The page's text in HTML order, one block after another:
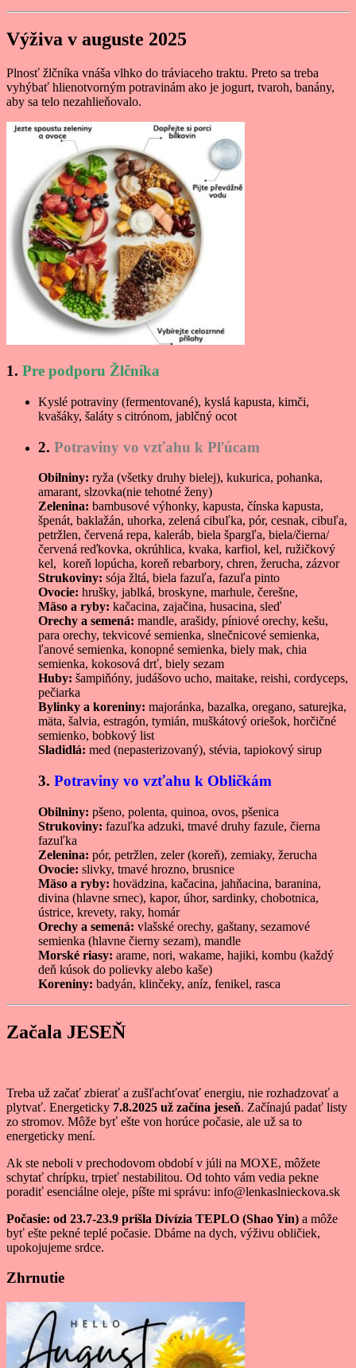
Výživa v auguste 2025
Plnosť žlčníka vnáša vlhko do tráviaceho traktu. Preto sa treba
vyhýbať hlienotvorným potravinám ako je jogurt, tvaroh, banány,
aby sa telo nezahlieňovalo.
1. Pre podporu Žlčníka
Kyslé potraviny (fermentované), kyslá kapusta, kimči,
kvašáky, šaláty s citrónom, jablčný ocot
2. Potraviny vo vzťahu k Pľúcam
Obilniny: ryža (všetky druhy bielej), kukurica, pohanka,
amarant, slzovka(nie tehotné ženy)
Zelenina: bambusové výhonky, kapusta, čínska kapusta,
špenát, baklažán, uhorka, zelená cibuľka, pór, cesnak, cibuľa,
petržlen, červená repa, kaleráb, biela špargľa, biela/čierna/
červená reďkovka, okrúhlica, kvaka, karfiol, kel, ružičkový
kel, koreň lopúcha, koreň rebarbory, chren, žerucha, zázvor
Strukoviny: sója žltá, biela fazuľa, fazuľa pinto
Ovocie: hrušky, jablká, broskyne, marhule, čerešne,
Mäso a ryby: kačacina, zajačina, husacina, sleď
Orechy a semená: mandle, arašidy, píniové orechy, kešu,
para orechy, tekvicové semienka, slnečnicové semienka,
ľanové semienka, konopné semienka, biely mak, chia
semienka, kokosová drť, biely sezam
Huby: šampiňóny, judášovo ucho, maitake, reishi, cordyceps,
pečiarka
Bylinky a koreniny: majoránka, bazalka, oregano, saturejka,
mäta, šalvia, estragón, tymián, muškátový oriešok, horčičné
semienko, bobkový list
Sladidlá: med (nepasterizovaný), stévia, tapiokový sirup
3. Potraviny vo vzťahu k Obličkám
Obilniny: pšeno, polenta, quinoa, ovos, pšenica
Strukoviny: fazuľka adzuki, tmavé druhy fazule, čierna
fazuľka
Zelenina: pór, petržlen, zeler (koreň), zemiaky, žerucha
Ovocie: slivky, tmavé hrozno, brusnice
Mäso a ryby: hovädzina, kačacina, jahňacina, baranina,
divina (hlavne srnec), kapor, úhor, sardinky, chobotnica,
ústrice, krevety, raky, homár
Orechy a semená: vlašské orechy, gaštany, sezamové
semienka (hlavne čierny sezam), mandle
Morské riasy: arame, nori, wakame, hajiki, kombu (každý
deň kúsok do polievky alebo kaše)
Koreniny: badyán, klinčeky, aníz, fenikel, rasca
Začala JESEŇ
Treba už začať zbierať a zušľachťovať energiu, nie rozhadzovať a
plytvať. Energeticky 7.8.2025 už začína jeseň. Začínajú padať listy
zo stromov. Môže byť ešte von horúce počasie, ale už sa to
energeticky mení.
Ak ste neboli v prechodovom období v júli na MOXE, môžete
schytať chrípku, trpieť nestabilitou. Od tohto vám vedia pekne
poradiť esenciálne oleje, píšte mi správu: info@lenkaslnieckova.sk
Počasie: od 23.7-23.9 prišla Divízia TEPLO (Shao Yin) a môže
byť ešte pekné teplé počasie. Dbáme na dych, výživu obličiek,
upokojujeme srdce.
Zhrnutie